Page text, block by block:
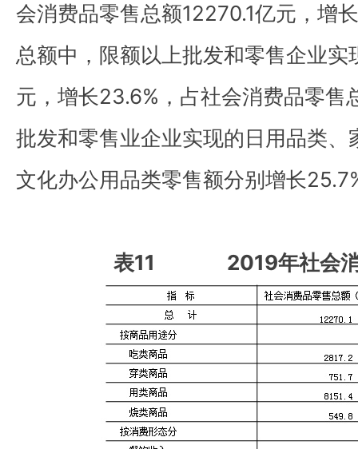
会消费品零售总额12270.1亿元，增
总额中，限额以上批发和零售企业
元，增长23.6%，占社会消费品零售
批发和零售业企业实现的日用品类
文化办公用品类零售额分别增长
表11 2019年社会消